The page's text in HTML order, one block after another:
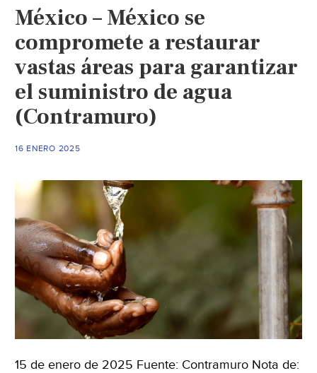
Medio
Ambiente)
México – México se
compromete a restaurar
vastas áreas para garantizar
el suministro de agua
(Contramuro)
16 ENERO 2025
15 de enero de 2025 Fuente: Contramuro Nota de: